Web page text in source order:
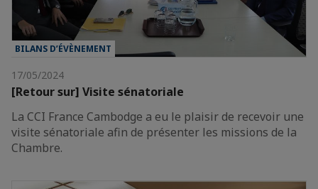
BILANS D’ÉVÈNEMENT
17/05/2024
[Retour sur] Visite sénatoriale
La CCI France Cambodge a eu le plaisir de recevoir une
visite sénatoriale afin de présenter les missions de la
Chambre.